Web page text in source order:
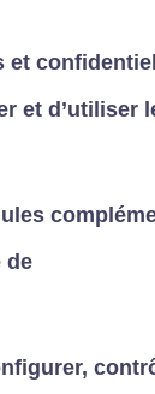
et
et d’utiliser
de